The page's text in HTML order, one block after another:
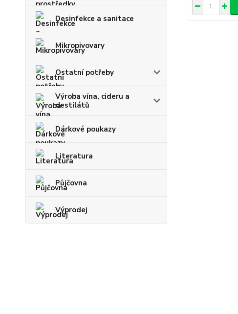
Desinfekce a sanitace
Mikropivovary
Ostatní potřeby
Výroba vína, cideru a
destilátů
Dárkové poukazy
Literatura
Půjčovna
Výprodej